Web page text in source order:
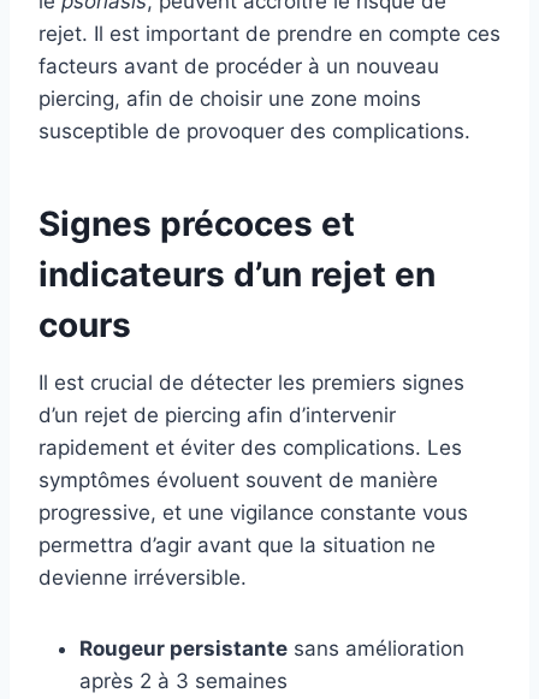
rejet. Il est important de prendre en compte ces
facteurs avant de procéder à un nouveau
piercing, afin de choisir une zone moins
susceptible de provoquer des complications.
Signes précoces et
indicateurs d’un rejet en
cours
Il est crucial de détecter les premiers signes
d’un rejet de piercing afin d’intervenir
rapidement et éviter des complications. Les
symptômes évoluent souvent de manière
progressive, et une vigilance constante vous
permettra d’agir avant que la situation ne
devienne irréversible.
Rougeur persistante sans amélioration
après 2 à 3 semaines